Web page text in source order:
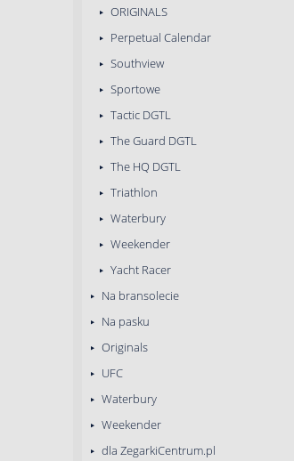
ORIGINALS
Perpetual Calendar
Southview
Sportowe
Tactic DGTL
The Guard DGTL
The HQ DGTL
Triathlon
Waterbury
Weekender
Yacht Racer
Na bransolecie
Na pasku
Originals
UFC
Waterbury
Weekender
dla ZegarkiCentrum.pl